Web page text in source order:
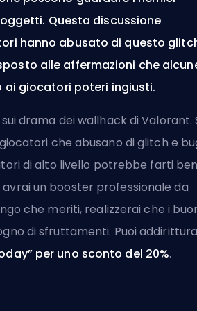
Questa discussione
hanno abusato di questo
alle affermazioni che
ai giocatori poteri ingiusti.
drama dei wallhack di Valorant.
che abusano di glitch e
di alto livello potrebbe farti
un booster professionale da
che meriti, realizzerai che i
di sfruttamenti. Puoi addirittura
per uno sconto del 20%.